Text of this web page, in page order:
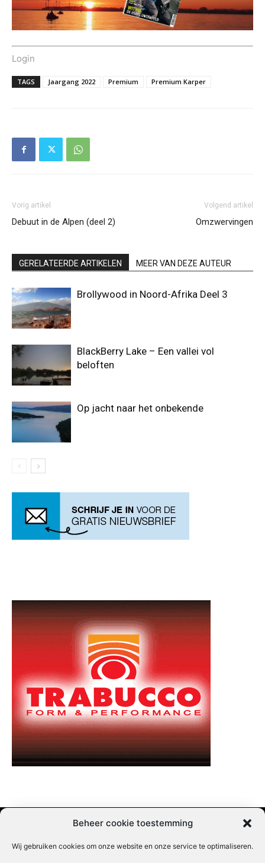
Beheer cookie toestemming
Wij gebruiken cookies om onze website en onze service te optimaliseren.
Login
TAGS Jaargang 2022 Premium Premium Karper
Vorig artikel
Debuut in de Alpen (deel 2)
Volgend artikel
Omzwervingen
GERELATEERDE ARTIKELEN MEER VAN DEZE AUTEUR
Brollywood in Noord-Afrika Deel 3
BlackBerry Lake – Een vallei vol
beloften
Op jacht naar het onbekende